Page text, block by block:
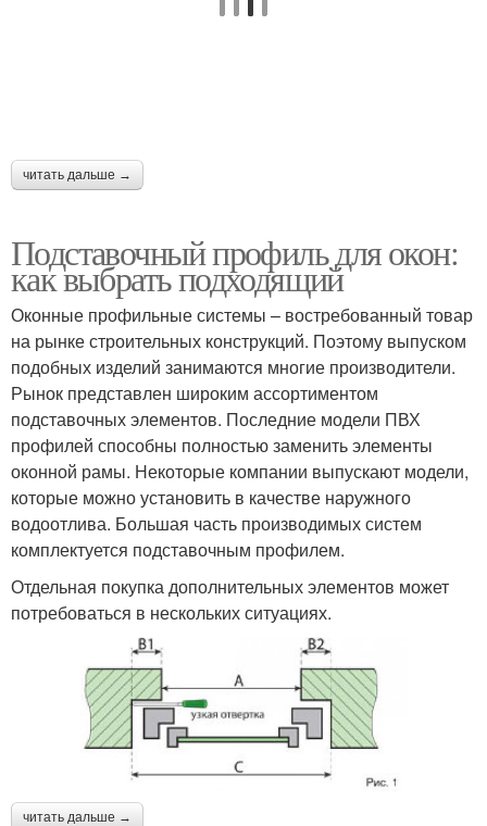
читать дальше →
Подставочный профиль для окон:
как выбрать подходящий
Оконные профильные системы – востребованный товар
на рынке строительных конструкций. Поэтому выпуском
подобных изделий занимаются многие производители.
Рынок представлен широким ассортиментом
подставочных элементов. Последние модели ПВХ
профилей способны полностью заменить элементы
оконной рамы. Некоторые компании выпускают модели,
которые можно установить в качестве наружного
водоотлива. Большая часть производимых систем
комплектуется подставочным профилем.
Отдельная покупка дополнительных элементов может
потребоваться в нескольких ситуациях.
читать дальше →